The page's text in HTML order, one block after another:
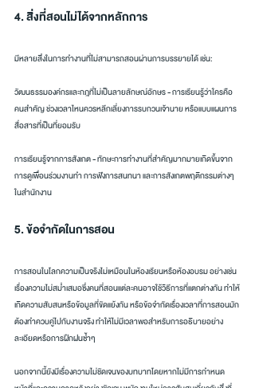
4. สิ่งที่สอนไม่ได้จากหลักการ
มีหลายสิ่งในการทำงานที่ไม่สามารถสอนผ่านการบรรยายได้ เช่น:
วัฒนธรรมองค์กรและกฎที่ไม่เป็นลายลักษณ์อักษร - การเรียนรู้ว่าใครคือ
คนสำคัญ ช่วงเวลาไหนควรหลีกเลี่ยงการรบกวนเจ้านาย หรือแบบแผนการ
สื่อสารที่เป็นที่ยอมรับ
การเรียนรู้จากการสังเกต - ทักษะการทำงานที่สำคัญมากมายเกิดขึ้นจาก
การดูเพื่อนร่วมงานทำ การฟังการสนทนา และการสังเกตพฤติกรรมต่างๆ
ในสำนักงาน
5. ข้อจำกัดในการสอน
การสอนในโลกความเป็นจริงไม่เหมือนในห้องเรียนหรือห้องอบรม อย่างเช่น
เรื่องความไม่สม่ำเสมอซึ่งคนที่สอนแต่ละคนอาจใช้วิธีการที่แตกต่างกัน ทำให้
เกิดความสับสนหรือข้อมูลที่ขัดแย้งกัน หรือข้อจำกัดเรื่องเวลาที่การสอนมัก
ต้องทำควบคู่ไปกับงานจริง ทำให้ไม่มีเวลาพอสำหรับการอธิบายอย่าง
ละเอียดหรือการฝึกฝนซ้ำๆ
นอกจากนี้ยังมีเรื่องความไม่ชัดเจนของบทบาทโดยหากไม่มีการกำหนด